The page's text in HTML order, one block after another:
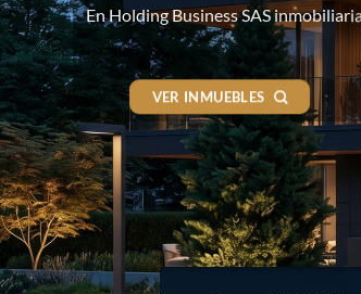
En Holding Business SAS
VER INMUEBLES